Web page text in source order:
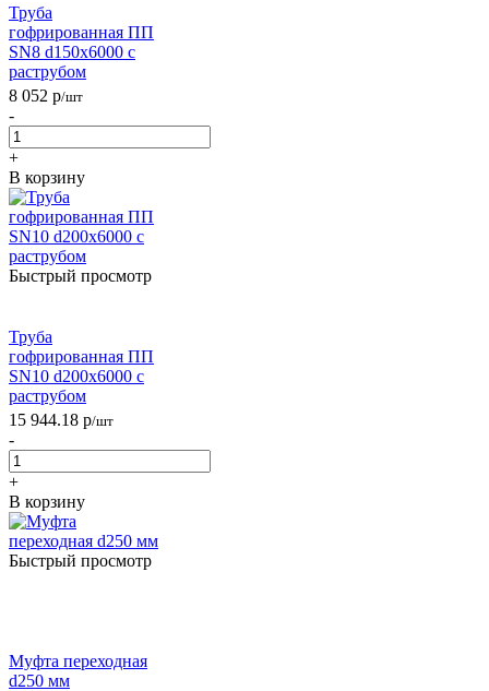
Труба
гофрированная ПП
SN8 d150х6000 с
раструбом
8 052 р/шт
-
+
В корзину
Быстрый просмотр
Труба
гофрированная ПП
SN10 d200х6000 с
раструбом
15 944.18 р/шт
-
+
В корзину
Быстрый просмотр
Муфта переходная
d250 мм